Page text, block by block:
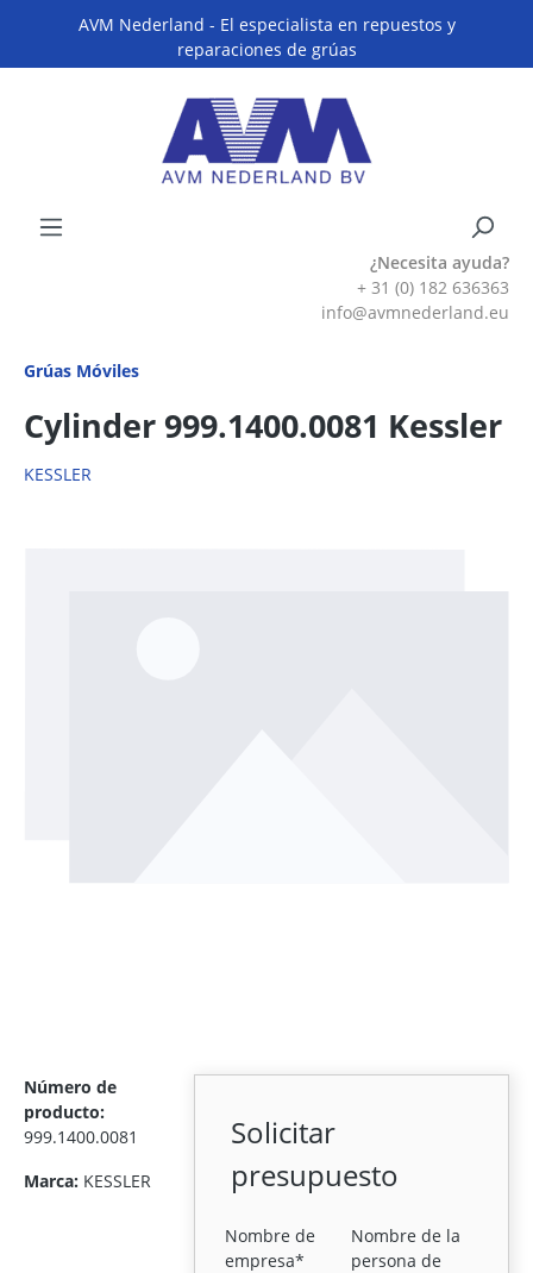
AVM Nederland - El especialista en repuestos y
reparaciones de grúas
¿Necesita ayuda?
+ 31 (0) 182 636363
info@avmnederland.eu
Grúas Móviles
Cylinder 999.1400.0081 Kessler
KESSLER
Número de
producto:
999.1400.0081
Marca: KESSLER
Solicitar
presupuesto
Nombre de
empresa*
Nombre de la
persona de